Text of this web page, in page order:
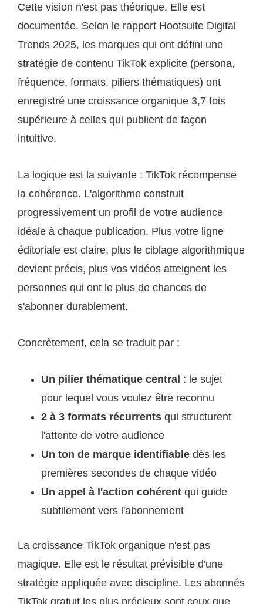
Cette vision n'est pas théorique. Elle est
documentée. Selon le rapport Hootsuite Digital
Trends 2025, les marques qui ont défini une
stratégie de contenu TikTok explicite (persona,
fréquence, formats, piliers thématiques) ont
enregistré une croissance organique 3,7 fois
supérieure à celles qui publient de façon
intuitive.
La logique est la suivante : TikTok récompense
la cohérence. L'algorithme construit
progressivement un profil de votre audience
idéale à chaque publication. Plus votre ligne
éditoriale est claire, plus le ciblage algorithmique
devient précis, plus vos vidéos atteignent les
personnes qui ont le plus de chances de
s'abonner durablement.
Concrètement, cela se traduit par :
Un pilier thématique central : le sujet
pour lequel vous voulez être reconnu
2 à 3 formats récurrents qui structurent
l'attente de votre audience
Un ton de marque identifiable dès les
premières secondes de chaque vidéo
Un appel à l'action cohérent qui guide
subtilement vers l'abonnement
La croissance TikTok organique n'est pas
magique. Elle est le résultat prévisible d'une
stratégie appliquée avec discipline. Les abonnés
TikTok gratuit les plus précieux sont ceux que